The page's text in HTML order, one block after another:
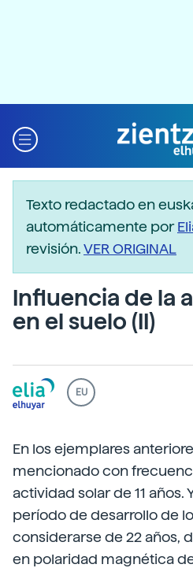
Texto redactado en
automáticamente por
revisión.VER ORIGINAL
Influencia de la
en el suelo (II)
EU
En los ejemplares
mencionado con
actividad solar de 11 años.
período de desarrollo de
considerarse de 22 años,
en polaridad magnética